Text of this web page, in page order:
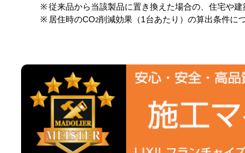
※ 従来品から当該製品に置き換えた場合の、住宅や
※ 居住時のCO2削減効果（1台あたり）の算出条件につ